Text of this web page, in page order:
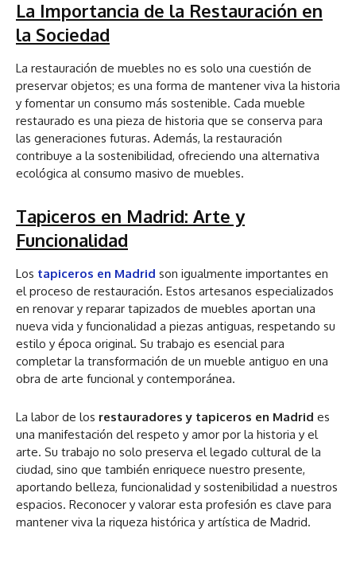
La Importancia de la Restauración en
la Sociedad
La restauración de muebles no es solo una cuestión de
preservar objetos; es una forma de mantener viva la historia
y fomentar un consumo más sostenible. Cada mueble
restaurado es una pieza de historia que se conserva para
las generaciones futuras. Además, la restauración
contribuye a la sostenibilidad, ofreciendo una alternativa
ecológica al consumo masivo de muebles.
Tapiceros en Madrid: Arte y
Funcionalidad
Los tapiceros en Madrid son igualmente importantes en
el proceso de restauración. Estos artesanos especializados
en renovar y reparar tapizados de muebles aportan una
nueva vida y funcionalidad a piezas antiguas, respetando su
estilo y época original. Su trabajo es esencial para
completar la transformación de un mueble antiguo en una
obra de arte funcional y contemporánea.
La labor de los restauradores y tapiceros en Madrid es
una manifestación del respeto y amor por la historia y el
arte. Su trabajo no solo preserva el legado cultural de la
ciudad, sino que también enriquece nuestro presente,
aportando belleza, funcionalidad y sostenibilidad a nuestros
espacios. Reconocer y valorar esta profesión es clave para
mantener viva la riqueza histórica y artística de Madrid.